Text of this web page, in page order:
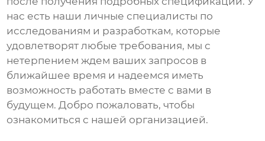
нас есть наши личные специалисты по
исследованиям и разработкам, которые
удовлетворят любые требования, мы с
нетерпением ждем ваших запросов в
ближайшее время и надеемся иметь
возможность работать вместе с вами в
будущем. Добро пожаловать, чтобы
ознакомиться с нашей организацией.